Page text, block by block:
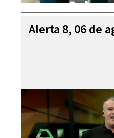
Alerta 8, 06 de